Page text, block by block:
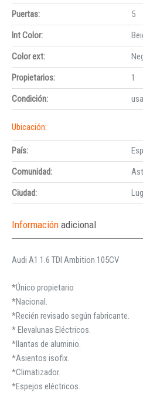
Puertas:
5
Int Color:
Color ext:
Propietarios:
1
Condición:
Ubicación:
País:
Comunidad:
Ciudad:
Información adicional
Audi A1 1.6 TDI Ambition 105CV
*Único propietario
*Nacional.
*Recién revisado según fabricante.
* Elevalunas Eléctricos.
*llantas de aluminio.
*Asientos isofix.
*Climatizador.
*Espejos eléctricos.